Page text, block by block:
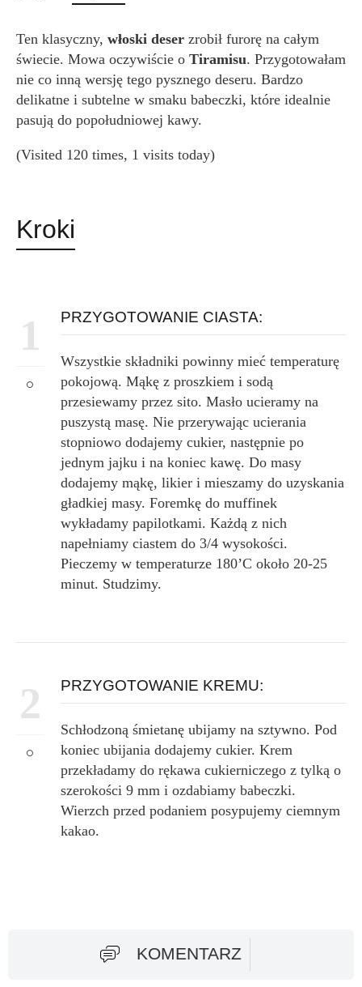
Ten klasyczny, włoski deser zrobił furorę na całym
świecie. Mowa oczywiście o Tiramisu. Przygotowałam
nie co inną wersję tego pysznego deseru. Bardzo
delikatne i subtelne w smaku babeczki, które idealnie
pasują do popołudniowej kawy.
(Visited 120 times, 1 visits today)
Kroki
1 PRZYGOTOWANIE CIASTA:
Wszystkie składniki powinny mieć temperaturę
pokojową. Mąkę z proszkiem i sodą
przesiewamy przez sito. Masło ucieramy na
puszystą masę. Nie przerywając ucierania
stopniowo dodajemy cukier, następnie po
jednym jajku i na koniec kawę. Do masy
dodajemy mąkę, likier i mieszamy do uzyskania
gładkiej masy. Foremkę do muffinek
wykładamy papilotkami. Każdą z nich
napełniamy ciastem do 3/4 wysokości.
Pieczemy w temperaturze 180’C około 20-25
minut. Studzimy.
2 PRZYGOTOWANIE KREMU:
Schłodzoną śmietanę ubijamy na sztywno. Pod
koniec ubijania dodajemy cukier. Krem
przekładamy do rękawa cukierniczego z tylką o
szerokości 9 mm i ozdabiamy babeczki.
Wierzch przed podaniem posypujemy ciemnym
kakao.
KOMENTARZ